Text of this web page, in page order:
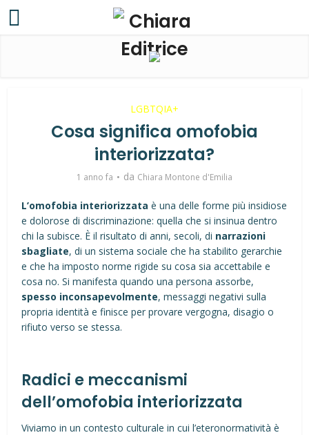
LGBTQIA+
Cosa significa omofobia
interiorizzata?
1 anno fa da Chiara Montone d'Emilia
L’omofobia interiorizzata è una delle forme più insidiose
e dolorose di discriminazione: quella che si insinua dentro
chi la subisce. È il risultato di anni, secoli, di narrazioni
sbagliate, di un sistema sociale che ha stabilito gerarchie
e che ha imposto norme rigide su cosa sia accettabile e
cosa no. Si manifesta quando una persona assorbe,
spesso inconsapevolmente, messaggi negativi sulla
propria identità e finisce per provare vergogna, disagio o
rifiuto verso se stessa.
Radici e meccanismi
dell’omofobia interiorizzata
Viviamo in un contesto culturale in cui l’eteronormatività è